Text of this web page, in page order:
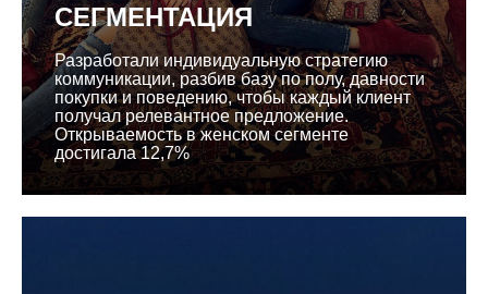
СЕГМЕНТАЦИЯ
Разработали индивидуальную стратегию
коммуникации, разбив базу по полу, давности
покупки и поведению, чтобы каждый клиент
получал релевантное предложение.
Открываемость в женском сегменте
достигала 12,7%